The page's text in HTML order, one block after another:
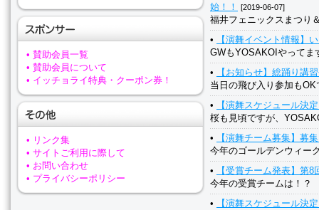
始！！
[2019-06-07]
福井フェニックスまつり
•
【演舞イベント情報】
GWもYOSAKOIやってま
•
【お知らせ】総踊り講
当日の飛び入り参加も
•
【演舞スケジュール決
桜も見頃ですが、
•
【演舞チーム募集】募
今年のゴールデンウィー
•
【受賞チーム発表】第8
今年の受賞チームは！？
•
【演舞スケジュール決
• 賛助会員一覧
• 賛助会員について
• イッチョライ特典・クーポン券！
• リンク集
• サイトご利用に際して
• お問い合わせ
• プライバシーポリシー